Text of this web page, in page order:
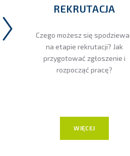
REKRUTACJA
Czego możesz się
na etapie rekrutacji? Jak
przygotować zgłoszenie i
rozpocząć pracę?
WIĘCEJ